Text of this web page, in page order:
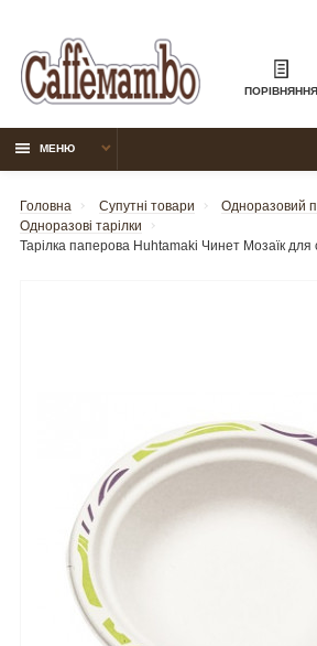
ПОРІВНЯННЯ
МЕНЮ
Головна Супутні товари
Одноразовий
Одноразові тарілки
Тарілка паперова Huhtamaki Чинет Мозаїк